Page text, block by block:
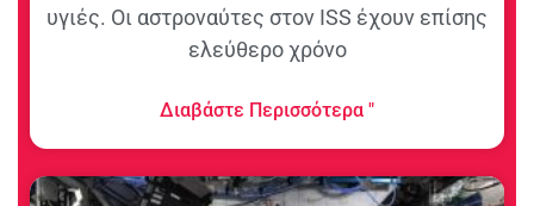
υγιές. Οι αστροναύτες στον ISS έχουν επίσης
ελεύθερο χρόνο
Διαβάστε Περισσότερα "